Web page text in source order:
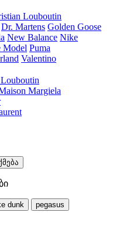
Louboutin
Dr. Martens Golden Goose
New Balance Nike
Model Puma
Valentino
Margiela
dunk
pegasus